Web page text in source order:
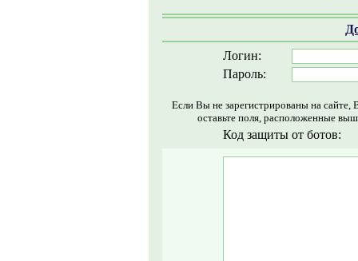
Логин:
Пароль:
Если Вы не зарегистрированы на
оставьте поля, расположенные
Код защиты от ботов: